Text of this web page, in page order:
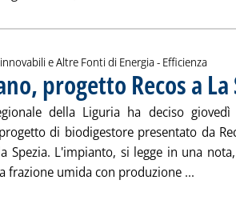
e Altre Fonti di Energia - Efficienza
progetto Recos a La
della Liguria ha deciso
di biodigestore presentato da
Spezia. L'impianto, si legge in una
frazione umida con produzione ...